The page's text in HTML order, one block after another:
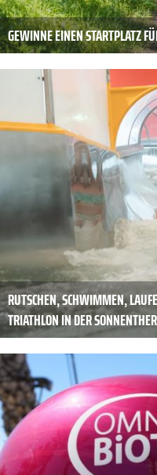
GEWINNE EINEN STARTPLATZ
RUTSCHEN, SCHWIMMEN,
TRIATHLON IN DER